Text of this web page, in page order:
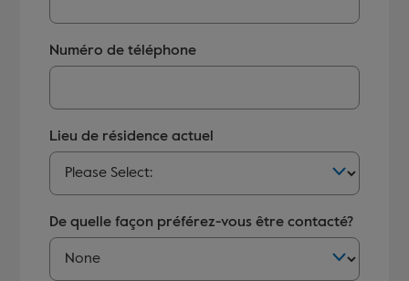
Numéro de téléphone
Lieu de résidence actuel
De quelle façon préférez-vous être contacté?